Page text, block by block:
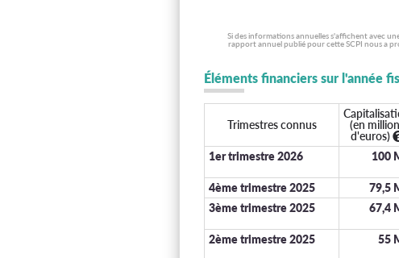
Si des informations annuelles s'affichent avec
rapport annuel publié pour cette SCPI nous a
Éléments financiers sur l'année
Trimestres connus
(en
d'euros)
1er trimestre 2026
100
4ème trimestre 2025 79,5
3ème trimestre 2025
67,4
2ème trimestre 2025 55